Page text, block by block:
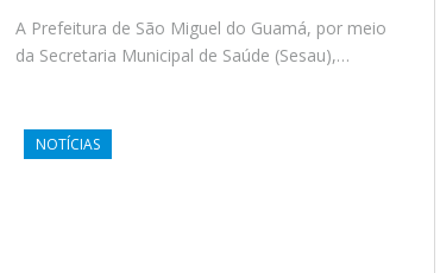
A Prefeitura de São Miguel do Guamá, por meio
da Secretaria Municipal de Saúde (Sesau),…
NOTÍCIAS